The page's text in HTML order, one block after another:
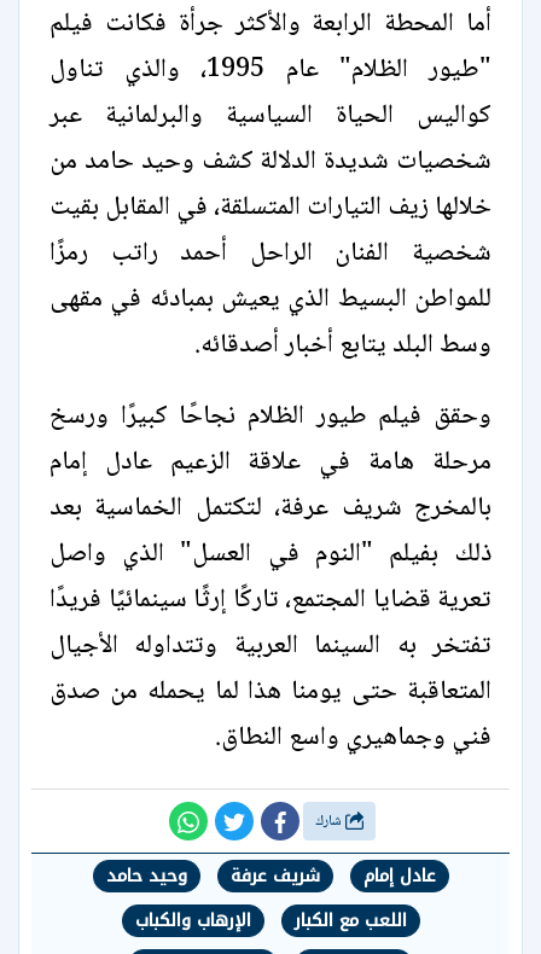
أما المحطة الرابعة والأكثر جرأة فكانت فيلم
"طيور الظلام" عام 1995، والذي تناول
كواليس الحياة السياسية والبرلمانية عبر
شخصيات شديدة الدلالة كشف وحيد حامد من
خلالها زيف التيارات المتسلقة، في المقابل بقيت
شخصية الفنان الراحل أحمد راتب رمزًا
للمواطن البسيط الذي يعيش بمبادئه في مقهى
وسط البلد يتابع أخبار أصدقائه.
وحقق فيلم طيور الظلام نجاحًا كبيرًا ورسخ
مرحلة هامة في علاقة الزعيم عادل إمام
بالمخرج شريف عرفة، لتكتمل الخماسية بعد
ذلك بفيلم "النوم في العسل" الذي واصل
تعرية قضايا المجتمع، تاركًا إرثًا سينمائيًا فريدًا
تفتخر به السينما العربية وتتداوله الأجيال
المتعاقبة حتى يومنا هذا لما يحمله من صدق
فني وجماهيري واسع النطاق.
عادل إمام شريف عرفة
وحيد حامد
اللعب مع الكبار
الإرهاب والكباب